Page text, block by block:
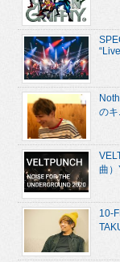
のキ
曲
10-